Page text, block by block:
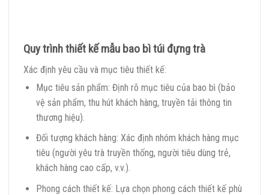
Quy trình thiết kế mẫu bao bì túi đựng trà
Xác định yêu cầu và mục tiêu thiết kế:
Mục tiêu sản phẩm: Định rõ mục tiêu của bao bì (bảo
vệ sản phẩm, thu hút khách hàng, truyền tải thông tin
thương hiệu).
Đối tượng khách hàng: Xác định nhóm khách hàng mục
tiêu (người yêu trà truyền thống, người tiêu dùng trẻ,
khách hàng cao cấp, v.v.).
Phong cách thiết kế: Lựa chọn phong cách thiết kế phù